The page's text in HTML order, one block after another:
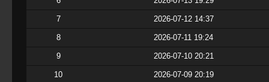
7 2026-07-12 14:37
8 2026-07-11 19:24
9 2026-07-10 20:21
10 2026-07-09 20:19